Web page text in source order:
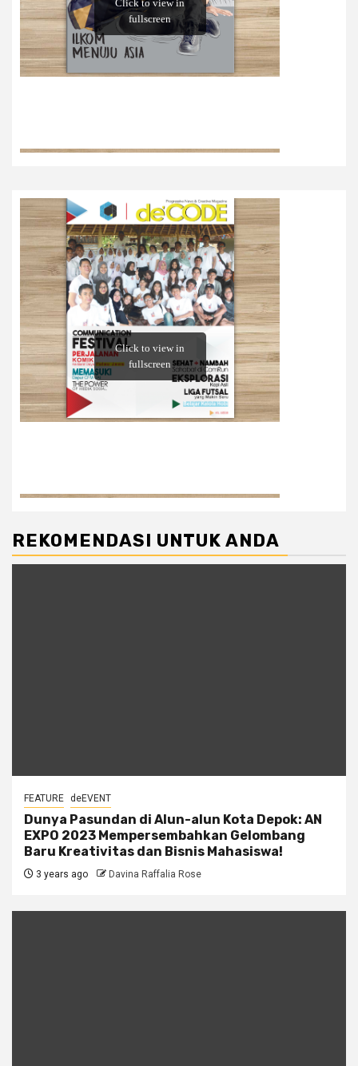
REKOMENDASI UNTUK ANDA
FEATURE deEVENT
Dunya Pasundan di Alun-alun Kota Depok: AN
EXPO 2023 Mempersembahkan Gelombang
Baru Kreativitas dan Bisnis Mahasiswa!
3 years ago Davina Raffalia Rose